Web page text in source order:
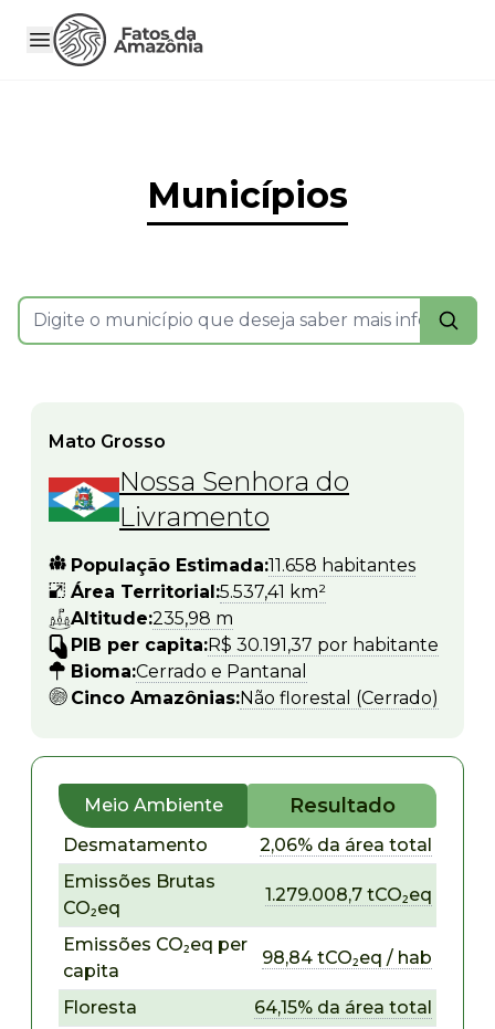
Municípios
Mato Grosso
Nossa Senhora do
Livramento
População Estimada:11.658 habitantes
Área Territorial:5.537,41 km²
Altitude:235,98 m
PIB per capita:R$ 30.191,37 por habitante
Bioma:Cerrado e Pantanal
Cinco Amazônias:Não florestal (Cerrado)
Meio Ambiente Resultado
Desmatamento
2,06% da área total
Emissões Brutas
CO₂eq
1.279.008,7 tCO₂eq
Emissões CO₂eq per
capita
98,84 tCO₂eq / hab
Floresta
64,15% da área total